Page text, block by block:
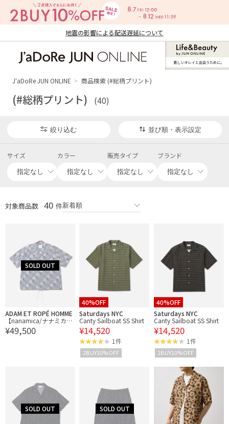
地震の影響による配送遅延について
ン オンライン）
新しいキレイと出合うために。
J'aDoRe JUN ONLINE 商品検索 (#総柄プリント)
(#総柄プリント) (40)
絞り込む 並び順・表示設定
サイズ カラー 販売タイプ ブランド
対象商品数 40 件
ADAM ET ROPÉ HOMME
【nanamica/ナナミカ】
NANALOHA S/S Shirt
¥49,500
40%OFF
Saturdays NYC
Canty Sailboat SS Shirt
¥14,520
1件
2BUY10%OFF
40%OFF
Saturdays NYC
Canty Sailboat SS Shirt
¥14,520
1件
2BUY10%OFF